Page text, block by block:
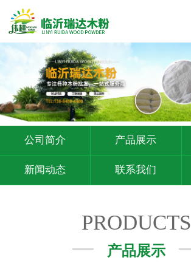
公司简介 产品展示
新闻动态 联系我们
PRODUCTS
产品展示